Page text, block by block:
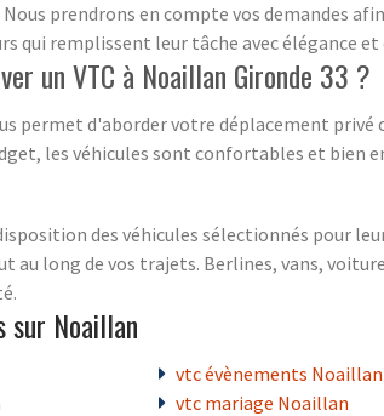
prendrons en compte vos demandes
qui remplissent leur tâche avec élégance
un VTC à Noaillan Gironde 33 ?
permet d'aborder votre déplacement
les véhicules sont confortables et bien
des véhicules sélectionnés pour
long de vos trajets. Berlines, vans,
sur Noaillan
vtc évènements Noaillan
vtc mariage Noaillan